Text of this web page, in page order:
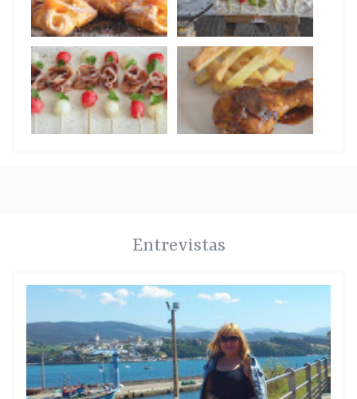
Entrevistas